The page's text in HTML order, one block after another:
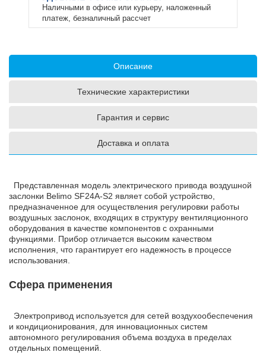
Наличными в офисе или курьеру, наложенный
платеж, безналичный рассчет
Описание
Технические характеристики
Гарантия и сервис
Доставка и оплата
Представленная модель электрического привода воздушной
заслонки Belimo SF24A-S2 являет собой устройство,
предназначенное для осуществления регулировки работы
воздушных заслонок, входящих в структуру вентиляционного
оборудования в качестве компонентов с охранными
функциями. Прибор отличается высоким качеством
исполнения, что гарантирует его надежность в процессе
использования.
Сфера применения
Электропривод используется для сетей воздухообеспечения
и кондиционирования, для инновационных систем
автономного регулирования объема воздуха в пределах
отдельных помещений.